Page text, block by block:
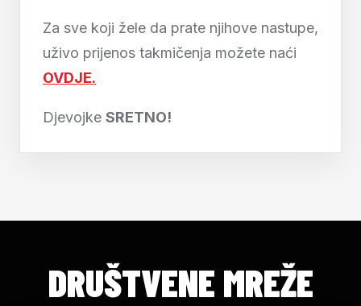
Za sve koji žele da prate njihove nastupe,
uživo prijenos takmičenja možete naći
OVDJE.
Djevojke SRETNO!
DRUŠTVENE MREŽE